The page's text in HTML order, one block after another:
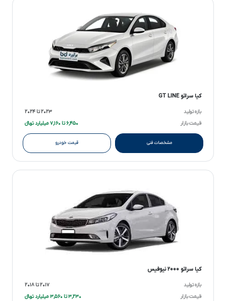
کیا سراتو GT LINE
بازه تولید
۲۰۲۳ تا ۲۰۲۴
قیمت بازار
۶,۴۵۰ تا ۷,۱۶۰ میلیارد تومانءءء
مشخصات فنی قیمت خودرو
کیا سراتو ۲۰۰۰ نیوفیس
بازه تولید
۲۰۱۷ تا ۲۰۱۸
قیمت بازار
۳,۲۳۰ تا ۳,۵۶۰ میلیارد تومانءءء